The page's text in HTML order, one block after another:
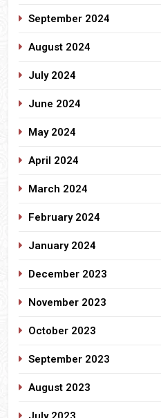
September 2024
August 2024
July 2024
June 2024
May 2024
April 2024
March 2024
February 2024
January 2024
December 2023
November 2023
October 2023
September 2023
August 2023